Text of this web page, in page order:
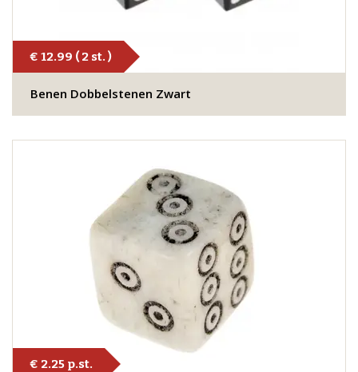
€ 12.99 ( 2 st. )
Benen Dobbelstenen Zwart
€ 2.25 p.st.